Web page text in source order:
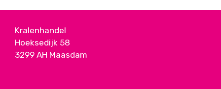
Kralenhandel
Hoeksedijk 58
3299 AH Maasdam